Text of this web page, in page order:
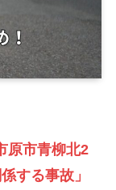
原市青柳北2
する事故」